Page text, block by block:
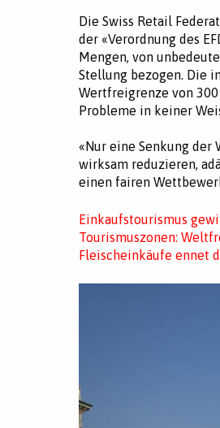
Die Swiss Retail
der «Verordnung des
Mengen, von
Stellung bezogen. Die
Wertfreigrenze von
Probleme in keiner
«Nur eine Senkung der
wirksam reduzieren,
einen fairen
Einkaufstourismus
Tourismuszonen:
Fleischeinkäufe ennet